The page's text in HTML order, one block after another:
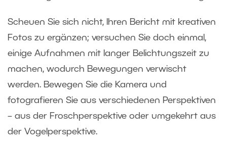
Scheuen Sie sich nicht, Ihren Bericht mit kreativen
Fotos zu ergänzen; versuchen Sie doch einmal,
einige Aufnahmen mit langer Belichtungszeit zu
machen, wodurch Bewegungen verwischt
werden. Bewegen Sie die Kamera und
fotografieren Sie aus verschiedenen Perspektiven
– aus der Froschperspektive oder umgekehrt aus
der Vogelperspektive.